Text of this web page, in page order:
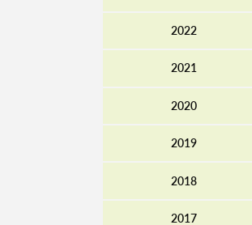
Termo
2022
2021
2020
2019
2018
2017